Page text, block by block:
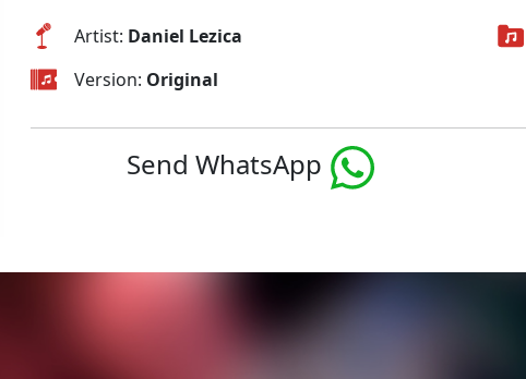
Artist: Daniel Lezica
Version: Original
Send WhatsApp